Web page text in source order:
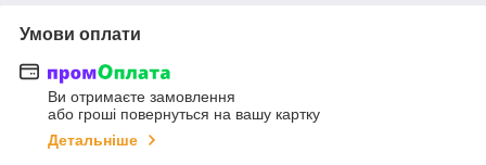
Умови оплати
Ви отримаєте замовлення
або гроші повернуться на вашу картку
Детальніше